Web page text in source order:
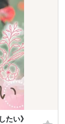
たい》